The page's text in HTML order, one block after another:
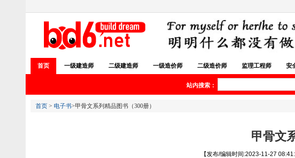
首页 一级建造师 二级建造师 一级造价师 二级造价师 监理工程师 安
站内搜索：
首页 > 电子书>甲骨文系列精品图书（300册）
甲骨文
【发布/编辑时间:2023-11-27